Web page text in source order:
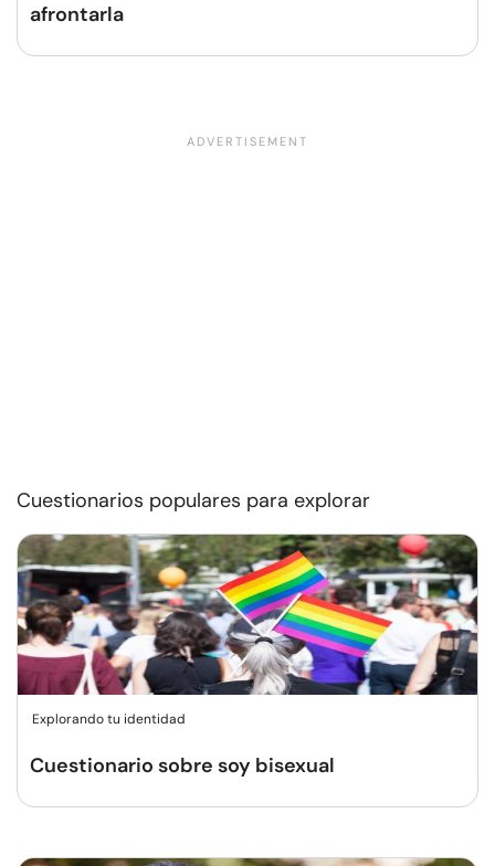
afrontarla
Cuestionarios populares para explorar
Explorando tu identidad
Cuestionario sobre soy bisexual